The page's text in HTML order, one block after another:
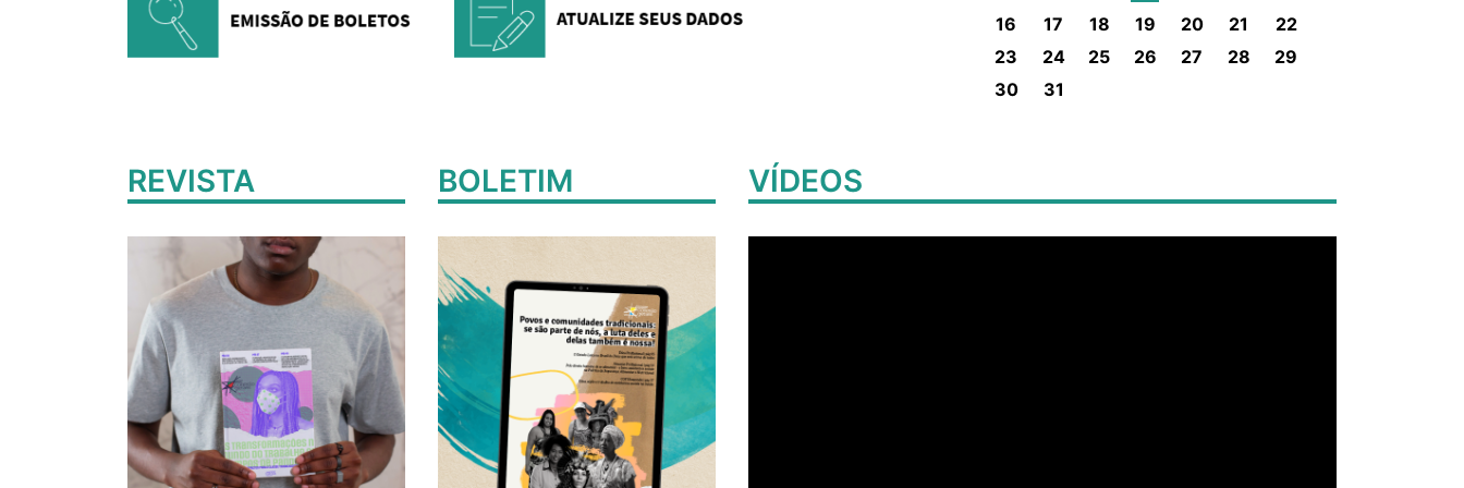
16
17 18 19 20 21
22
23
24 25 26 27 28
29
30
31
REVISTA BOLETIM VÍDEOS